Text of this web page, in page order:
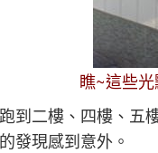
瞧~這些
到二樓、四樓、五
發現感到意外。